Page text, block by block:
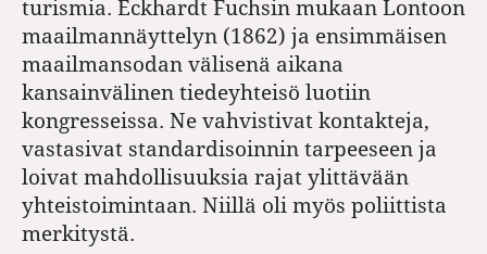
turismia. Eckhardt Fuchsin mukaan Lontoon
maailmannäyttelyn (1862) ja ensimmäisen
maailmansodan välisenä aikana
kansainvälinen tiedeyhteisö luotiin
kongresseissa. Ne vahvistivat kontakteja,
vastasivat standardisoinnin tarpeeseen ja
loivat mahdollisuuksia rajat ylittävään
yhteistoimintaan. Niillä oli myös poliittista
merkitystä.